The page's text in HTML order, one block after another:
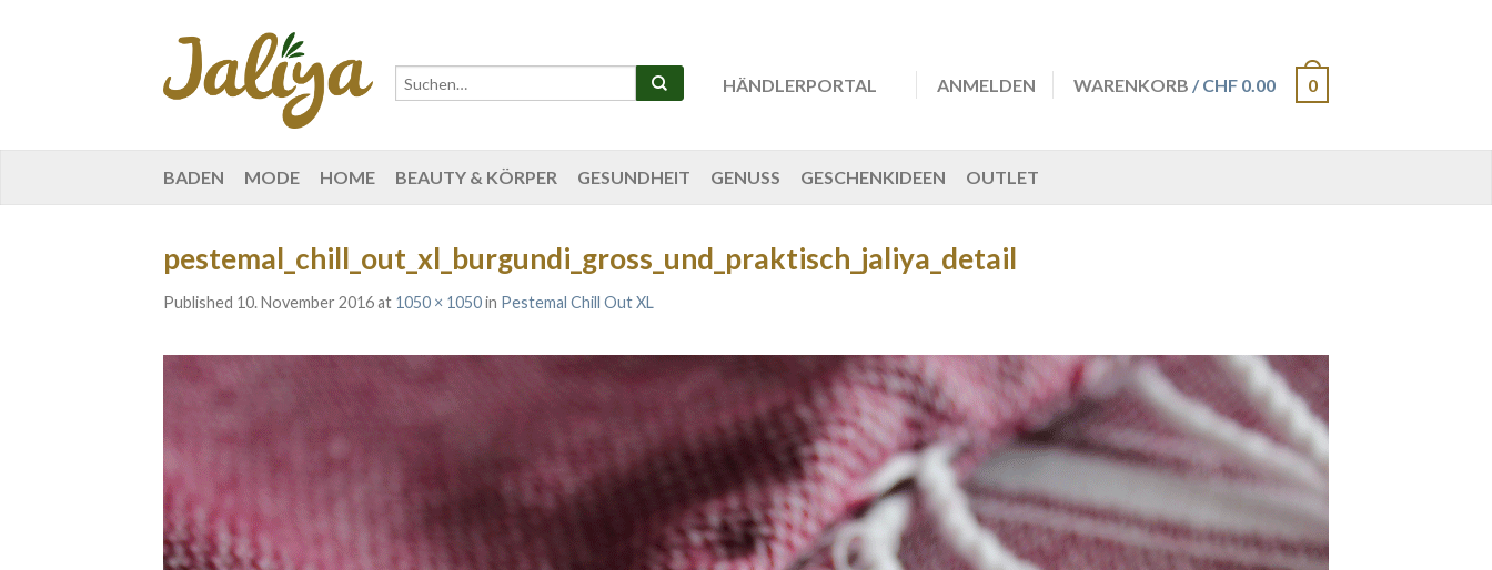
HÄNDLERPORTAL ANMELDEN WARENKORB / CHF 0.00 0
BADEN MODE HOME BEAUTY & KÖRPER GESUNDHEIT GENUSS GESCHENKIDEEN OUTLET
pestemal_chill_out_xl_burgundi_gross_und_praktisch_jaliya_detail
Published 10. November 2016at 1050 × 1050in Pestemal Chill Out XL